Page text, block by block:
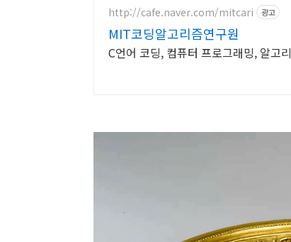
http://cafe.naver.com/mitcari 광고
MIT코딩알고리즘연구원
C언어 코딩, 컴퓨터 프로그래밍, 알고